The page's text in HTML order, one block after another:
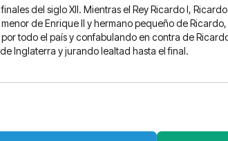
del siglo XII. Mientras el Rey Ricardo I,
de Enrique II y hermano pequeño de
todo el país y confabulando en contra de
Inglaterra y jurando lealtad hasta el final.